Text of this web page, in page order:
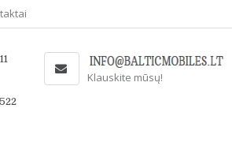
Klauskite mūsų!